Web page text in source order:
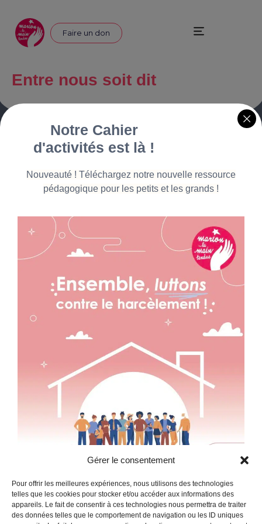
Gérer le consentement
Pour offrir les meilleures expériences, nous utilisons des technologies
telles que les cookies pour stocker et/ou accéder aux informations des
appareils. Le fait de consentir à ces technologies nous permettra de traiter
des données telles que le comportement de navigation ou les ID uniques
Faire un don
Entre nous soit dit
Marion La Main Tendue
Organisme à but non lucratif
Plan du site
L’association
Partenaires
Prévenir
Protéger
Faire un don
Politique de cookies
Notre Cahier
d'activités est là !
Nouveauté ! Téléchargez notre nouvelle ressource
pédagogique pour les petits et les grands !